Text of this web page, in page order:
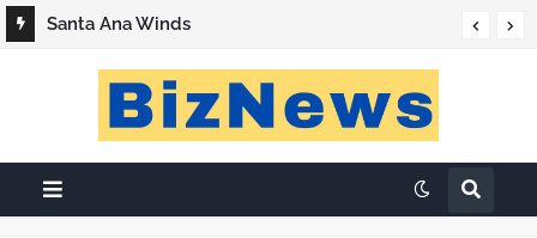
Santa Ana Winds
«Ο Βάσος της Καλής»